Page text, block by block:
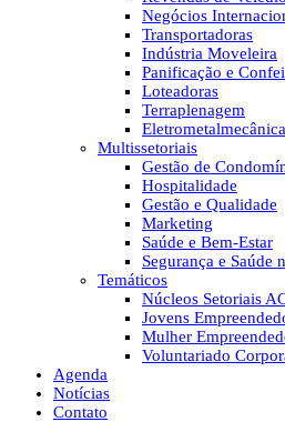
Negócios
Transportadoras
Indústria Moveleira
Panificação e
Loteadoras
Terraplenagem
Eletrometalmecânica
Multissetoriais
Gestão de
Hospitalidade
Gestão e Qualidade
Marketing
Saúde e Bem-Estar
Segurança e Saúde
Temáticos
Núcleos Setoriais
Jovens
Mulher
Voluntariado
Agenda
Notícias
Contato